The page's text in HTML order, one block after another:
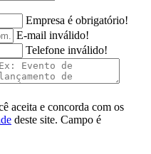
Empresa é obrigatório!
E-mail inválido!
Telefone inválido!
aceita e concorda com os
deste site. Campo é